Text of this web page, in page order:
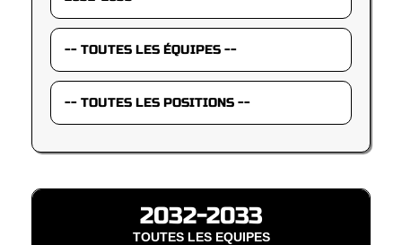
2032-2033
TOUTES LES EQUIPES